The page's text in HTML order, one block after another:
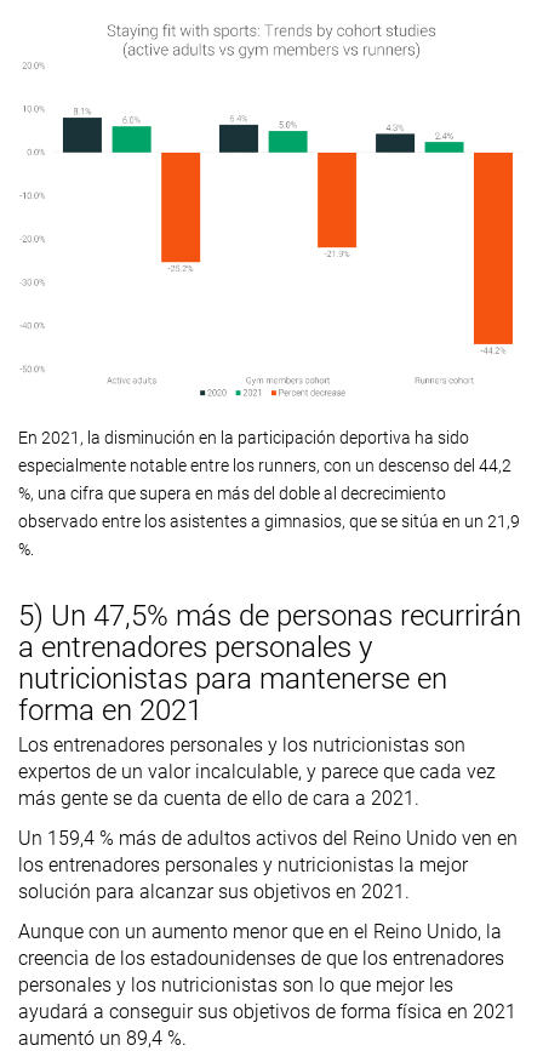
En 2021, la disminución en la participación deportiva ha sido
especialmente notable entre los runners, con un descenso del 44,2
%, una cifra que supera en más del doble al decrecimiento
observado entre los asistentes a gimnasios, que se sitúa en un 21,9
%.
5) Un 47,5% más de personas recurrirán
a entrenadores personales y
nutricionistas para mantenerse en
forma en 2021
Los entrenadores personales y los nutricionistas son
expertos de un valor incalculable, y parece que cada vez
más gente se da cuenta de ello de cara a 2021.
Un 159,4 % más de adultos activos del Reino Unido ven en
los entrenadores personales y nutricionistas la mejor
solución para alcanzar sus objetivos en 2021.
Aunque con un aumento menor que en el Reino Unido, la
creencia de los estadounidenses de que los entrenadores
personales y los nutricionistas son lo que mejor les
ayudará a conseguir sus objetivos de forma física en 2021
aumentó un 89,4 %.